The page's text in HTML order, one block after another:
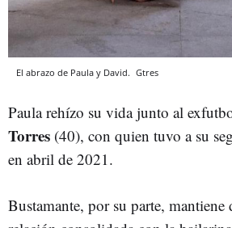
El abrazo de Paula y David. Gtres
Paula rehízo su vida junto al
Torres (40), con quien tuvo a su
en abril de 2021.
Bustamante, por su parte, mantiene